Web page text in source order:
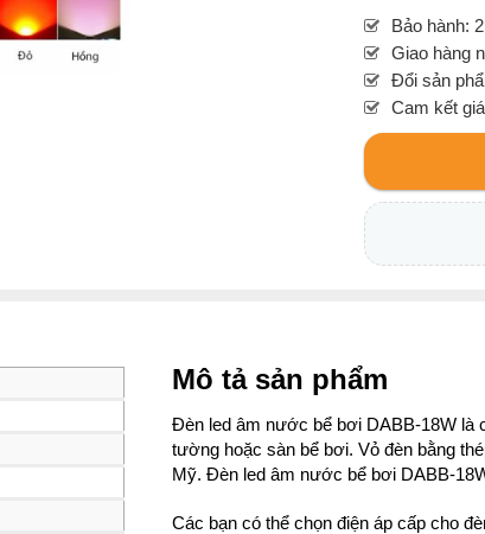
Bảo hành:
Giao hàng
Đổi sản
Cam kết
Mô tả sản phẩm
Đèn led âm nước bể bơi DABB-18W là
tường hoặc sàn bể bơi. Vỏ đèn bằng
Mỹ. Đèn led âm nước bể bơi DABB-
Các bạn có thể chọn điện áp cấp cho